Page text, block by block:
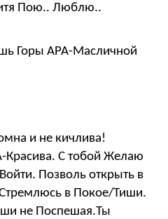
Пою.. Люблю..
Горы АРА-Масличной
и не кичлива!
С тобой Желаю
Позволь открыть в
в Покое/Тиши.
не Поспешая.Ты